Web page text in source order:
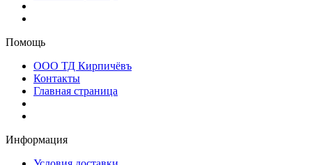
Помощь
ООО ТД Кирпичёвъ
Контакты
Главная страница
Информация